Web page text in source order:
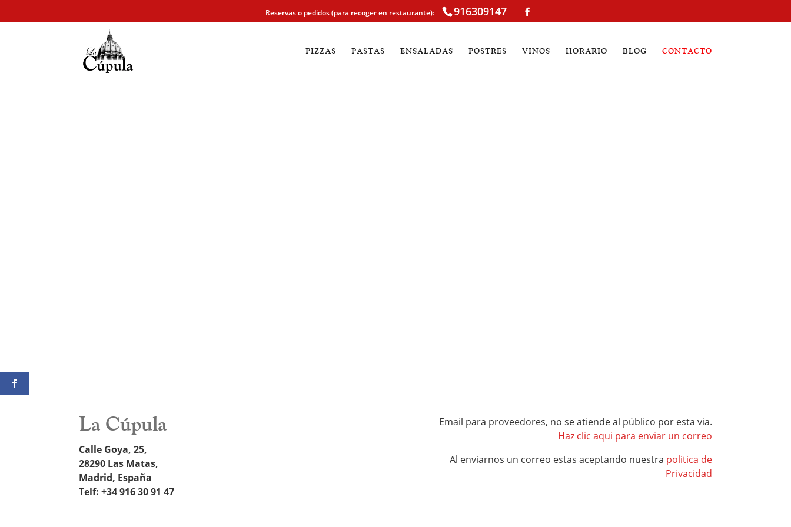
Reservas o pedidos (para recoger en restaurante): 916309147
PIZZAS PASTAS ENSALADAS POSTRES VINOS HORARIO BLOG CONTACTO
La Cúpula
Calle Goya, 25,
28290 Las Matas,
Madrid, España
Telf: +34 916 30 91 47
Email para proveedores, no se atiende al público por esta via.
Haz clic aqui para enviar un correo
Al enviarnos un correo estas aceptando nuestra politica de
Privacidad